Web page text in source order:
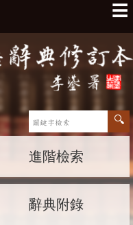
☰
進階檢索
辭典附錄